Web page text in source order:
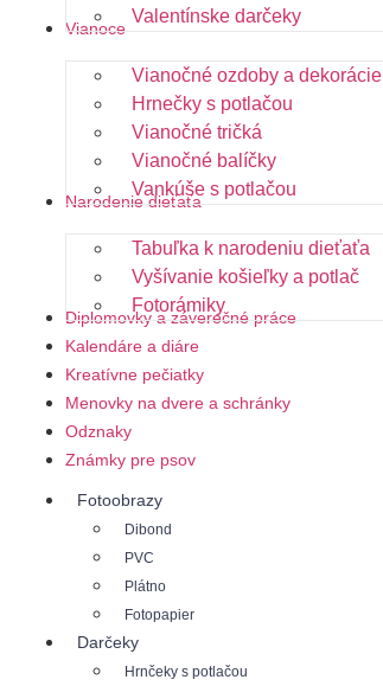
Valentínske darčeky
Vianoce
Vianočné ozdoby a dekorácie
Hrnečky s potlačou
Vianočné tričká
Vianočné balíčky
Vankúše s potlačou
Narodenie dieťaťa
Tabuľka k narodeniu dieťaťa
Vyšívanie košieľky a potlač
Fotorámiky
Diplomovky a záverečné práce
Kalendáre a diáre
Kreatívne pečiatky
Menovky na dvere a schránky
Odznaky
Známky pre psov
Fotoobrazy
Dibond
PVC
Plátno
Fotopapier
Darčeky
Hrnčeky s potlačou